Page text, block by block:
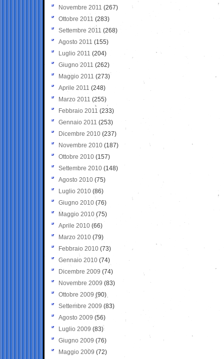
Novembre 2011 (267)
Ottobre 2011 (283)
Settembre 2011 (268)
Agosto 2011 (155)
Luglio 2011 (204)
Giugno 2011 (262)
Maggio 2011 (273)
Aprile 2011 (248)
Marzo 2011 (255)
Febbraio 2011 (233)
Gennaio 2011 (253)
Dicembre 2010 (237)
Novembre 2010 (187)
Ottobre 2010 (157)
Settembre 2010 (148)
Agosto 2010 (75)
Luglio 2010 (86)
Giugno 2010 (76)
Maggio 2010 (75)
Aprile 2010 (66)
Marzo 2010 (79)
Febbraio 2010 (73)
Gennaio 2010 (74)
Dicembre 2009 (74)
Novembre 2009 (83)
Ottobre 2009 (90)
Settembre 2009 (83)
Agosto 2009 (56)
Luglio 2009 (83)
Giugno 2009 (76)
Maggio 2009 (72)